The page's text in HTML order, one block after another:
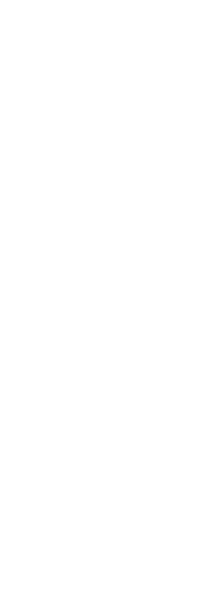
タ：27036品目